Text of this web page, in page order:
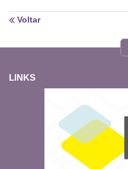
Voltar
LINKS